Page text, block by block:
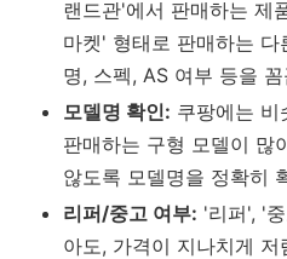
랜드관'에서 판매하는 제
마켓' 형태로 판매하는
명, 스펙, AS 여부 등을
모델명 확인: 쿠팡에는 비
판매하는 구형 모델이 많
않도록 모델명을 정확히
리퍼/중고 여부: '리퍼', '
아도, 가격이 지나치게